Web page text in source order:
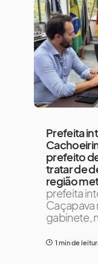
Prefeita
prefeito
tratar de
região
prefeita
Caçapava
gabinete,
1 min de